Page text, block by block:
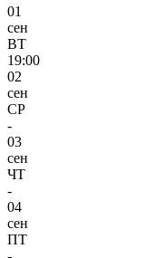
01
сен
ВТ
19:00
02
сен
СР
-
03
сен
ЧТ
-
04
сен
ПТ